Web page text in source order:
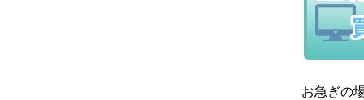
お急ぎの